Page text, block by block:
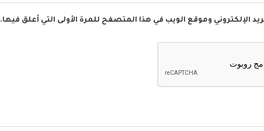
الإلكتروني وموقع الويب في هذا المتصفح للمرة الأولى التي أعلق فيها.